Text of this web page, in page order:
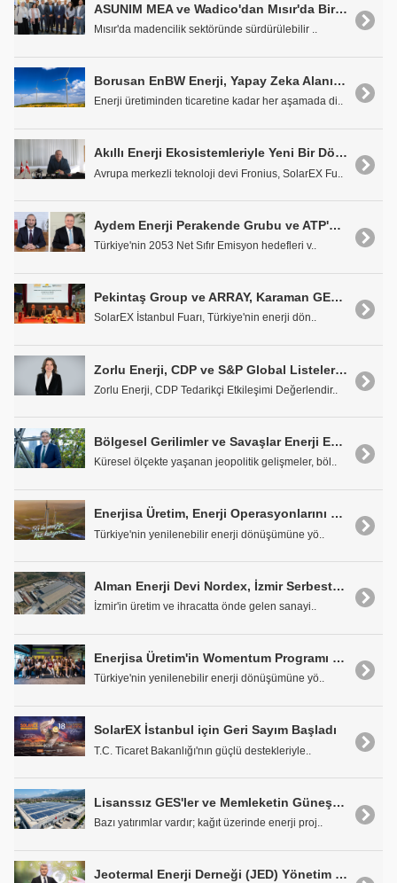
ASUNIM MEA ve Wadico'dan Mısır'da Bir İlk: Madencilik Sektörü için Endüstriyel Ölçekli Mikro-Şebeke GES ve Depolama Projesi
Mısır'da madencilik sektöründe sürdürülebilir ..
Borusan EnBW Enerji, Yapay Zeka Alanında Küresel Ağa Katıldı
Enerji üretiminden ticaretine kadar her aşamada di..
Akıllı Enerji Ekosistemleriyle Yeni Bir Dönem Başlatıyor
Avrupa merkezli teknoloji devi Fronius, SolarEX Fu..
Aydem Enerji Perakende Grubu ve ATP'den Karbon Dönüşümünde Güçlü İş Birliği
Türkiye'nin 2053 Net Sıfır Emisyon hedefleri v..
Pekintaş Group ve ARRAY, Karaman GES için Güçlerini Birleştirdi
SolarEX İstanbul Fuarı, Türkiye'nin enerji dön..
Zorlu Enerji, CDP ve S&P Global Listelerinde Üst Seviyede
Zorlu Enerji, CDP Tedarikçi Etkileşimi Değerlendir..
Bölgesel Gerilimler ve Savaşlar Enerji Ekosistemini Harekete Geçirdi
Küresel ölçekte yaşanan jeopolitik gelişmeler, böl..
Enerjisa Üretim, Enerji Operasyonlarını 5G ile Güçlendiriyor
Türkiye'nin yenilenebilir enerji dönüşümüne yö..
Alman Enerji Devi Nordex, İzmir Serbest Bölgesi'nde Üretime Başladı
İzmir'in üretim ve ihracatta önde gelen sanayi..
Enerjisa Üretim'in Womentum Programı ile 81 İlden Geleceğin Kadın Liderleri Yetişiyor
Türkiye'nin yenilenebilir enerji dönüşümüne yö..
SolarEX İstanbul için Geri Sayım Başladı
T.C. Ticaret Bakanlığı'nın güçlü destekleriyle..
Lisanssız GES'ler ve Memleketin Güneşle İmtihanı
Bazı yatırımlar vardır; kağıt üzerinde enerji proj..
Jeotermal Enerji Derneği (JED) Yönetim Kurulu Başkanı Ali Kındap: Enerji Bağımsızlığımızın Anahtarı jeotermal Enerjide